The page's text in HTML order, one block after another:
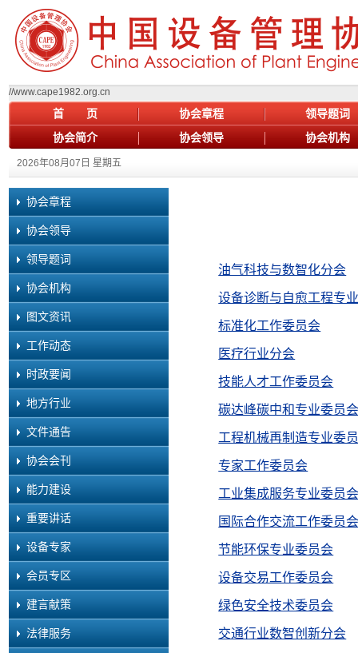
首 页 协会章程
领导题词
协会简介
协会领导 协会机构
2026年08月07日 星期五
协会章程
协会领导
领导题词
协会机构
图文资讯
工作动态
时政要闻
地方行业
文件通告
协会会刊
能力建设
重要讲话
设备专家
会员专区
建言献策
法律服务
油气科技与数智化分会
设备诊断与自愈工程专
标准化工作委员会
医疗行业分会
技能人才工作委员会
碳达峰碳中和专业委员
工程机械再制造专业委
专家工作委员会
工业集成服务专业委员
国际合作交流工作委员
节能环保专业委员会
设备交易工作委员会
绿色安全技术委员会
交通行业数智创新分会